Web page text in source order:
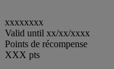
xxxxxxxx
Valid until xx/xx/xxxx
Points de récompense
XXX pts